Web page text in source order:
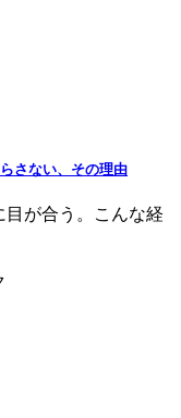
さない、その理由
が合う。こんな経